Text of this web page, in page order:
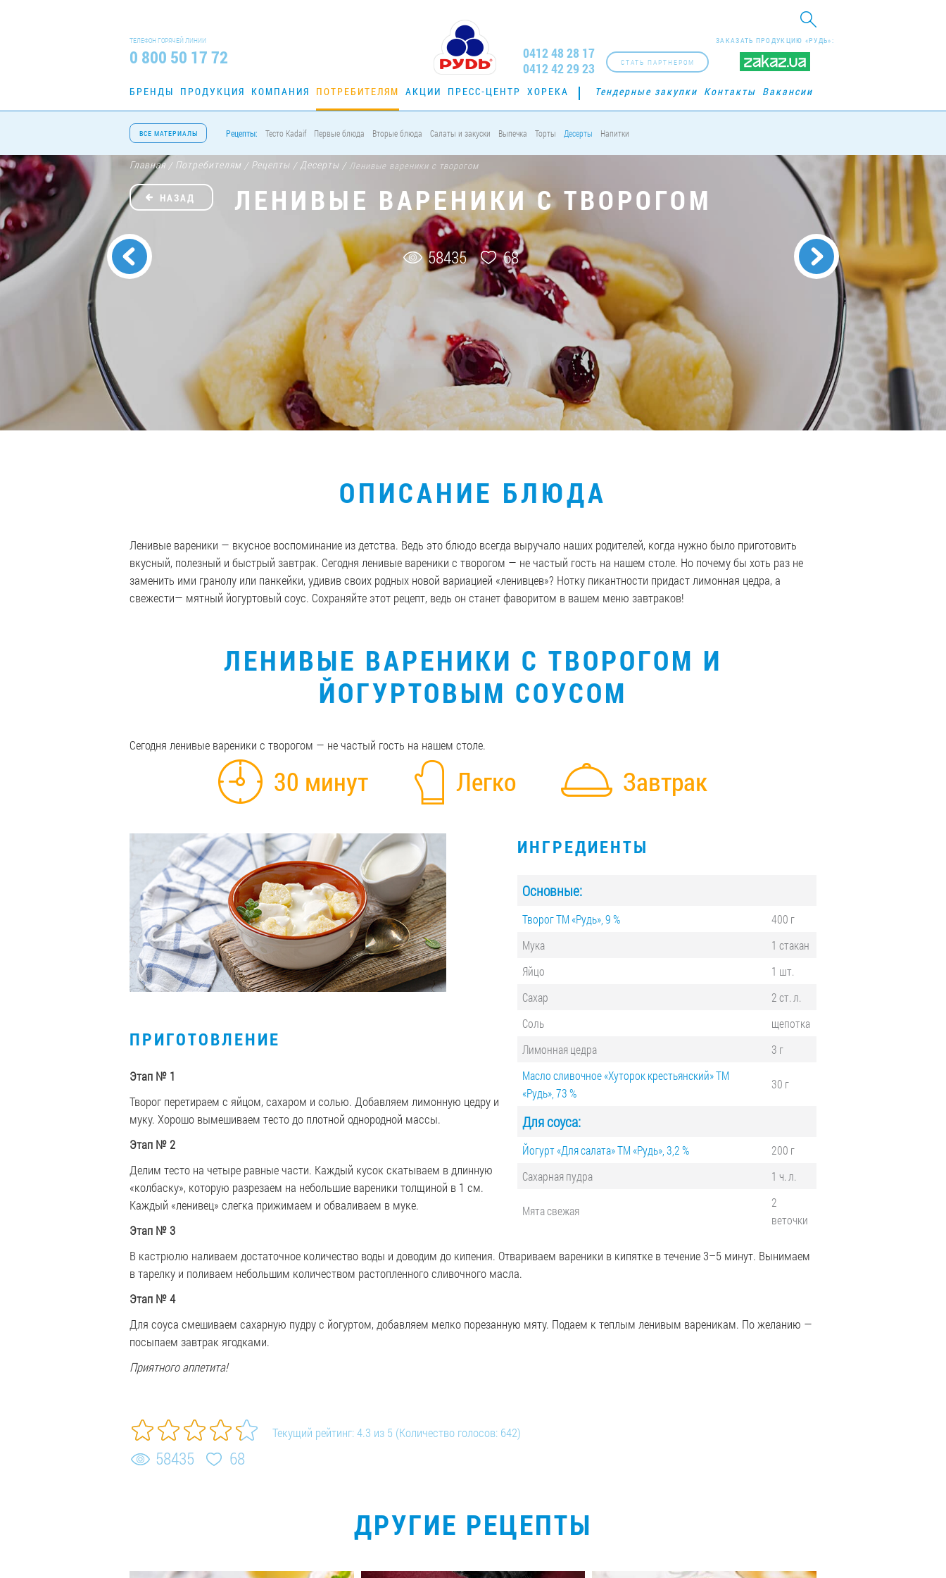
ТЕЛЕФОН ГОРЯЧЕЙ ЛИНИИ
0 800 50 17 72
ЗАКАЗАТЬ ПРОДУКЦИЮ «РУДЬ»:
СТАТЬ ПАРТНЕРОМ
0412 48 28 17
0412 42 29 23
БРЕНДЫ ПРОДУКЦИЯ КОМПАНИЯ ПОТРЕБИТЕЛЯМ АКЦИИ ПРЕСС-ЦЕНТР ХОРЕКА Тендерные закупки Контакты Вакансии
ВСЕ МАТЕРИАЛЫ Рецепты: Тесто Kadaif Первые блюда Вторые блюда Салаты и закуски Выпечка Торты Десерты Напитки
Главная / Потребителям / Рецепты / Десерты /Ленивые вареники с творогом
ЛЕНИВЫЕ ВАРЕНИКИ С ТВОРОГОМ
58435 68
НАЗАД
ОПИСАНИЕ БЛЮДА
Ленивые вареники — вкусное воспоминание из детства. Ведь это блюдо всегда выручало наших родителей, когда нужно было приготовить
вкусный, полезный и быстрый завтрак. Сегодня ленивые вареники с творогом — не частый гость на нашем столе. Но почему бы хоть раз не
заменить ими гранолу или панкейки, удивив своих родных новой вариацией «ленивцев»? Нотку пикантности придаст лимонная цедра, а
свежести— мятный йогуртовый соус. Сохраняйте этот рецепт, ведь он станет фаворитом в вашем меню завтраков!
ЛЕНИВЫЕ ВАРЕНИКИ С ТВОРОГОМ И
ЙОГУРТОВЫМ СОУСОМ
Сегодня ленивые вареники с творогом — не частый гость на нашем столе.
30 минут Легко Завтрак
ИНГРЕДИЕНТЫ
Основные:
Творог ТМ «Рудь», 9 %
400 г
Мука
1 стакан
Яйцо
1 шт.
Сахар
2 ст. л.
Соль
щепотка
Лимонная цедра
3 г
Масло сливочное «Хуторок крестьянский» ТМ
«Рудь», 73 %
30 г
Для соуса:
Йогурт «Для салата» ТМ «Рудь», 3,2 %
200 г
Сахарная пудра
1 ч. л.
Мята свежая
2
веточки
ПРИГОТОВЛЕНИЕ
Этап № 1
Творог перетираем с яйцом, сахаром и солью. Добавляем лимонную цедру и
муку. Хорошо вымешиваем тесто до плотной однородной массы.
Этап № 2
Делим тесто на четыре равные части. Каждый кусок скатываем в длинную
«колбаску», которую разрезаем на небольшие вареники толщиной в 1 см.
Каждый «ленивец» слегка прижимаем и обваливаем в муке.
Этап № 3
В кастрюлю наливаем достаточное количество воды и доводим до кипения. Отвариваем вареники в кипятке в течение 3–5 минут. Вынимаем
в тарелку и поливаем небольшим количеством растопленного сливочного масла.
Этап № 4
Для соуса смешиваем сахарную пудру с йогуртом, добавляем мелко порезанную мяту. Подаем к теплым ленивым вареникам. По желанию —
посыпаем завтрак ягодками.
Приятного аппетита!
Текущий рейтинг:4.3 из 5 (Количество голосов: 642)
58435 68
ДРУГИЕ РЕЦЕПТЫ